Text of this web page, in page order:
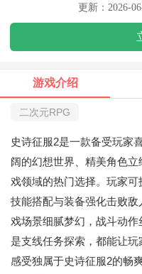
更新：2026-
游戏介绍
二次元RPG
史诗征服2是一款备受玩家
阔的幻想世界、精美角色
戏领域的热门选择。玩家
技能搭配与装备强化击败
戏场景细腻梦幻，战斗动
是支线任务探索，都能让玩
感受独属于史诗征服2的畅